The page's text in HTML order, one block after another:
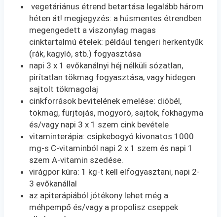
vegetáriánus étrend betartása legalább három
héten át! megjegyzés: a húsmentes étrendben
megengedett a viszonylag magas
cinktartalmú ételek: például tengeri herkentyűk
(rák, kagyló, stb.) fogyasztása
napi 3 x 1 evőkanálnyi héj nélküli sózatlan,
pirítatlan tökmag fogyasztása, vagy hidegen
sajtolt tökmagolaj
cinkforrások bevitelének emelése: dióbél,
tökmag, fürjtojás, mogyoró, sajtok, fokhagyma
és/vagy napi 3 x 1 szem cink bevétele
vitaminterápia: csipkebogyó kivonatos 1000
mg-s C-vitaminból napi 2 x 1 szem és napi 1
szem A-vitamin szedése.
virágpor kúra: 1 kg-t kell elfogyasztani, napi 2-
3 evőkanállal
az apiterápiából jótékony lehet még a
méhpempő és/vagy a propolisz cseppek